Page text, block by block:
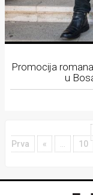
Promocija
u
Prva
« 10